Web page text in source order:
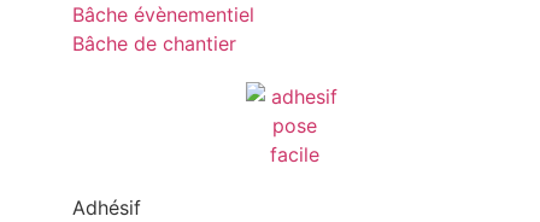
Bâche évènementiel
Bâche de chantier
Adhésif